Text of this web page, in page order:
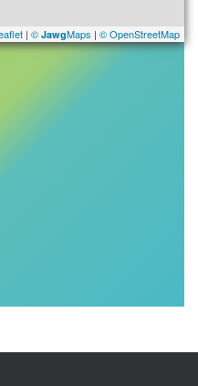
| © JawgMaps | © OpenStreetMap